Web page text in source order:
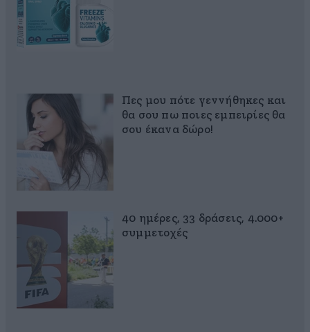
Πες μου πότε γεννήθηκες και
θα σου πω ποιες εμπειρίες θα
σου έκανα δώρο!
40 ημέρες, 33 δράσεις, 4.000+
συμμετοχές